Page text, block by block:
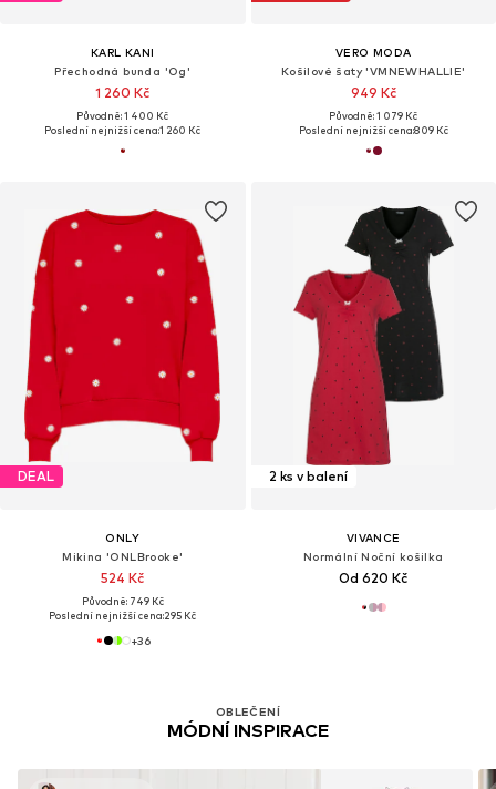
KARL KANI
Přechodná bunda 'Og'
1 260 Kč
Původně: 1 400 Kč
Poslední nejnižší cena:1 260 Kč
VERO MODA
Košilové šaty 'VMNEWHALLIE'
949 Kč
Původně: 1 079 Kč
Poslední nejnižší cena:809 Kč
DEAL
ONLY
Mikina 'ONLBrooke'
524 Kč
Původně: 749 Kč
Poslední nejnižší cena:295 Kč
+36
2 ks v balení
VIVANCE
Normální Noční košilka
Od 620 Kč
OBLEČENÍ
MÓDNÍ INSPIRACE